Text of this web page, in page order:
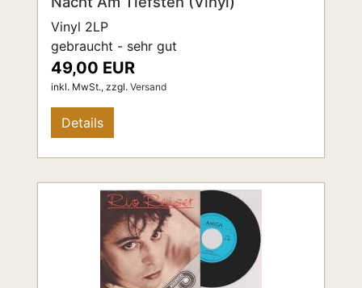
Vinyl 2LP
gebraucht - sehr gut
49,00 EUR
inkl. MwSt., zzgl. Versand
Details